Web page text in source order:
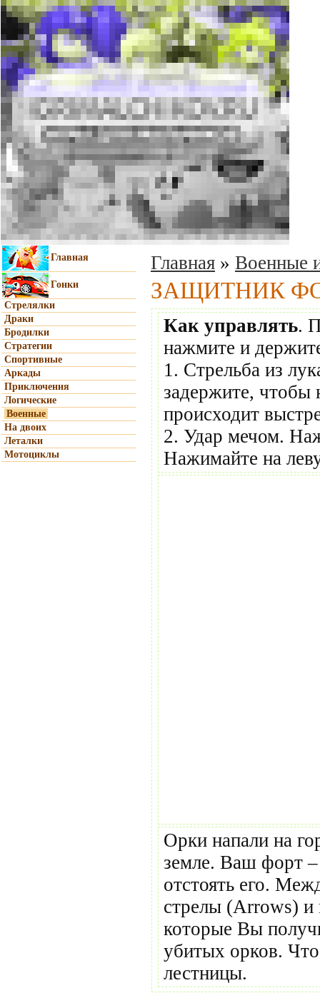
Главная
Гонки
Стрелялки
Драки
Бродилки
Стратегии
Спортивные
Аркады
Приключения
Логические
Военные
На двоих
Леталки
Мотоциклы
Главная » Военные
ЗАЩИТНИК
Как управлять.
нажмите и
1. Стрельба из
задержите, чтобы
происходит
2. Удар мечом.
Нажимайте на
Орки напали на
земле. Ваш форт
отстоять его.
стрелы (Arrows) и
которые Вы
убитых орков.
лестницы.